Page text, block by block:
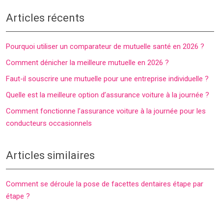
Articles récents
Pourquoi utiliser un comparateur de mutuelle santé en 2026 ?
Comment dénicher la meilleure mutuelle en 2026 ?
Faut-il souscrire une mutuelle pour une entreprise individuelle ?
Quelle est la meilleure option d’assurance voiture à la journée ?
Comment fonctionne l’assurance voiture à la journée pour les
conducteurs occasionnels
Articles similaires
Comment se déroule la pose de facettes dentaires étape par
étape ?